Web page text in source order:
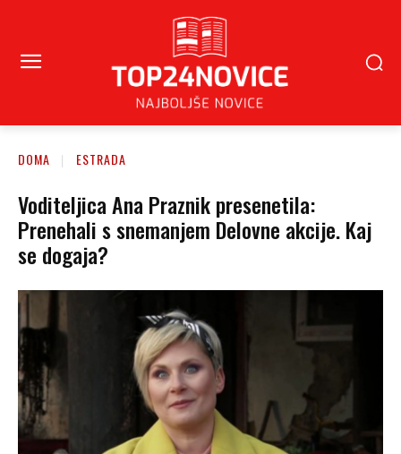
DOMA ESTRADA
Voditeljica Ana Praznik presenetila:
Prenehali s snemanjem Delovne akcije. Kaj
se dogaja?